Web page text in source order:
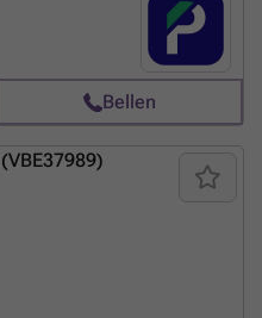
Deze parkeerplaats biedt
tijd wil verliezen met zoeken
nog je parkeerplaats
boeken op de volgende link:
Bellen